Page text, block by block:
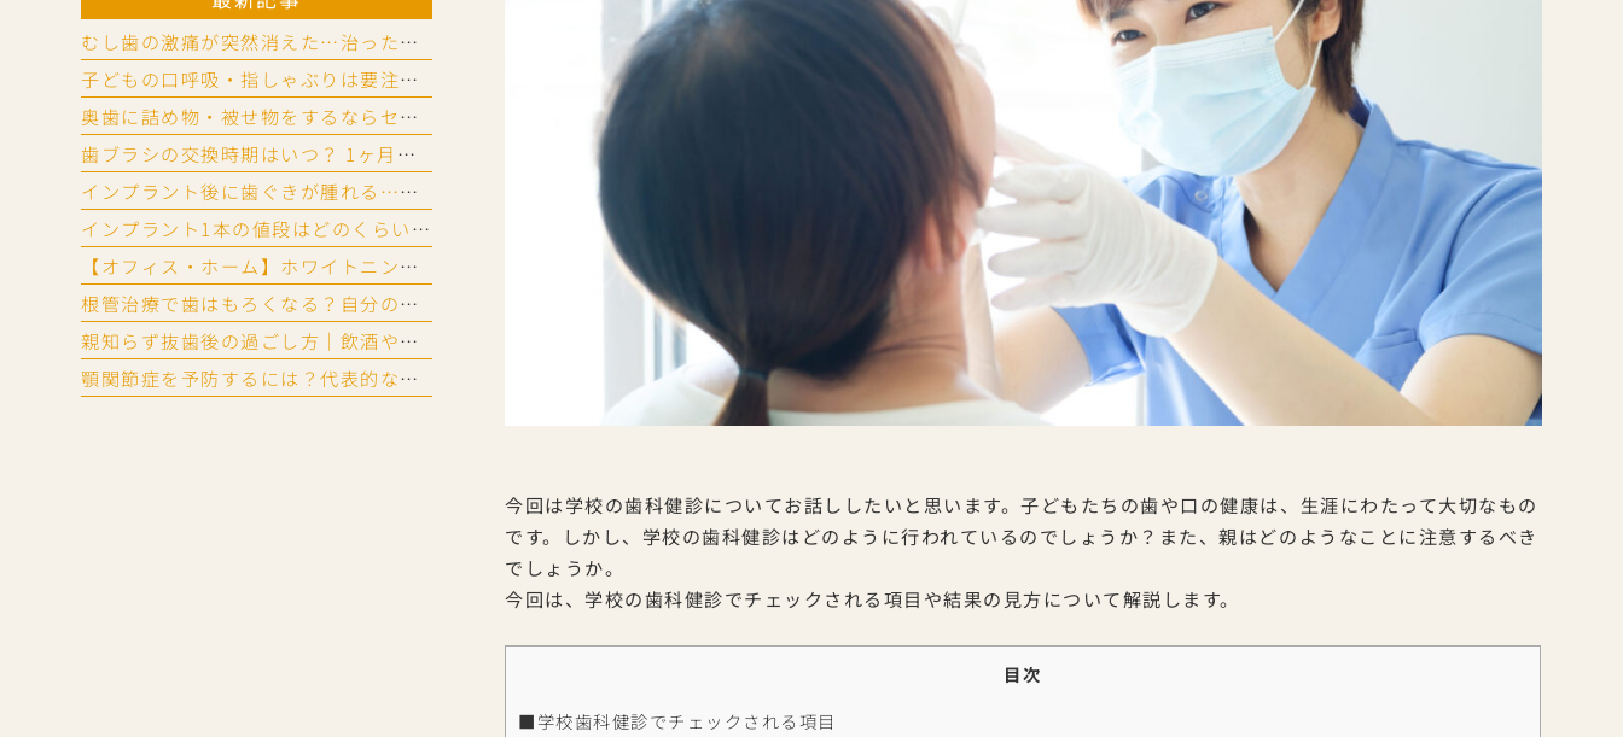
今回は学校の歯科健診についてお話ししたいと思います。子どもたちの歯や口の健康は、生涯にわたって大切なもの
です。しかし、学校の歯科健診はどのように行われているのでしょうか？また、親はどのようなことに注意するべき
でしょうか。
今回は、学校の歯科健診でチェックされる項目や結果の見方について解説します。
目次
■学校歯科健診でチェックされる項目
むし歯の激痛が突然消えた…治った？神経が死んだ？放置リスクを歯科医が解説
子どもの口呼吸・指しゃぶりは要注意｜口腔機能発達不全症チェック法
奥歯に詰め物・被せ物をするならセラミック？ ジルコニア？違いと選び方
歯ブラシの交換時期はいつ？ 1ヶ月が目安？ 替え時と替えないリスク
インプラント後に歯ぐきが腫れる…？ 歯周病に似た「インプラント周囲炎」とは
インプラント1本の値段はどのくらい？相場と費用の内訳を詳しく解説
【オフィス・ホーム】ホワイトニングのやり方と頻度の目安
根管治療で歯はもろくなる？自分の歯の神経を残すメリットと起こりやすいトラブル
親知らず抜歯後の過ごし方｜飲酒や運動、歯磨き・入浴はいつ再開できる？
顎関節症を予防するには？代表的な症状と生活習慣でできる対策